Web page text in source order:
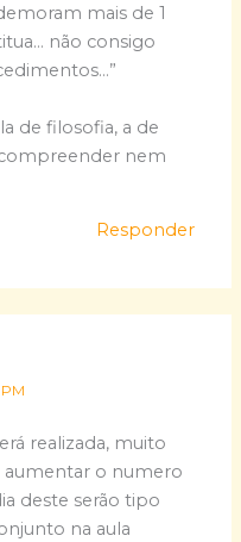
mais de 1
não consigo
de filosofia, a de
nem
Responder
realizada, muito
aumentar o numero
deste serão tipo
na aula